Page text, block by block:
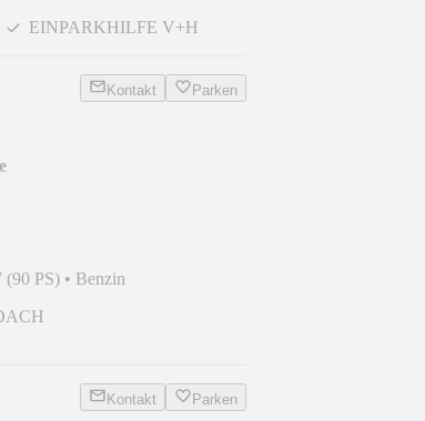
EINPARKHILFE V+H
Kontakt Parken
(90 PS) • Benzin
Kontakt Parken